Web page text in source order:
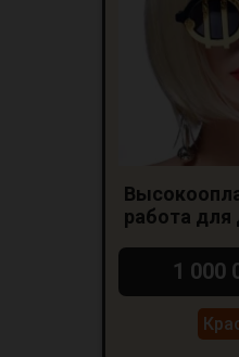
работа для
1 000